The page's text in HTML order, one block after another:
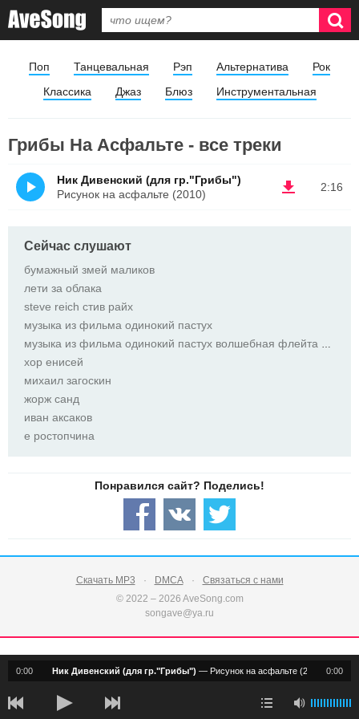
Поп Танцевальная Рэп Альтернатива
Рок
Классика
Джаз Блюз Инструментальная
Грибы На Асфальте - все треки
2:16
Ник Дивенский (для гр."Грибы")
Рисунок на асфальте (2010)
Сейчас слушают
бумажный змей маликов
лети за облака
steve reich стив райх
музыка из фильма одинокий пастух
музыка из фильма одинокий пастух волшебная флейта лео рохас
хор енисей
михаил загоскин
жорж санд
иван аксаков
е ростопчина
Скачать MP3 DMCA
Связаться с нами
© 2022 – 2026 AveSong.com
songave@ya.ru
0:00 0:00
Ник Дивенский (для гр."Грибы") — Рисунок на асфальте (2010)